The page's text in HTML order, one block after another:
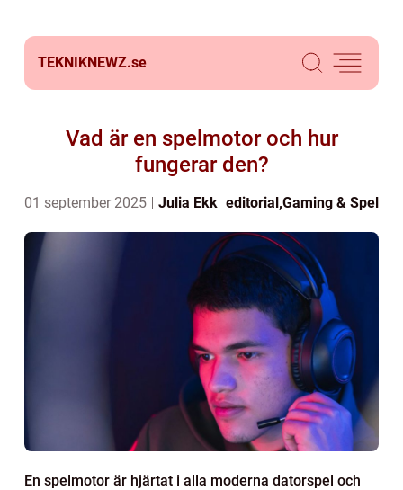
TEKNIKNEWZ.se
Vad är en spelmotor och hur
fungerar den?
01 september 2025 Julia Ekk editorial,Gaming & Spel
En spelmotor är hjärtat i alla moderna datorspel och